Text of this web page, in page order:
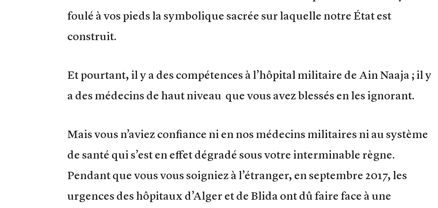
foulé à vos pieds la symbolique sacrée sur laquelle notre État est
construit.
Et pourtant, il y a des compétences à l’hôpital militaire de Ain Naaja ; il y
a des médecins de haut niveau que vous avez blessés en les ignorant.
Mais vous n’aviez confiance ni en nos médecins militaires ni au système
de santé qui s’est en effet dégradé sous votre interminable règne.
Pendant que vous vous soigniez à l’étranger, en septembre 2017, les
urgences des hôpitaux d’Alger et de Blida ont dû faire face à une